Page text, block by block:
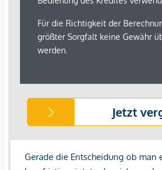
Bahnhof <500m
Autobahnanschluss <4.250m
*Der Vertrag kommt nicht mit der
GmbH zustande. Das Objekt wird
Immobilienunternehmen angeboten.
Vertragsabschluss resultierende